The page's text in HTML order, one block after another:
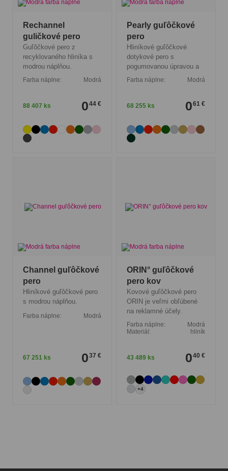
Rechannel
guličkové pero
Guľôčkové pero z
recyklovaného hliníka s
modrou náplňou.
Farba náplne: Modrá
88 407 ks 0 44 €
Pearly guľôčkové
pero
Hliníkové guľôčkové
dotykové pero s
pogumovanou úpravou a
Farba náplne: Modrá
68 255 ks 0 61 €
Channel guľôčkové
pero
Hliníkové guľôčkové pero
s modrou náplňou.
Farba náplne: Modrá
67 251 ks 0 37 €
ORIN° guľôčkové
pero kov
Kovové guľôčkové pero
ORIN je veľmi obľúbené
na reklamné účely.
Farba náplne:
Modrá
Materiál:
hliník
43 489 ks 0 40 €
+4